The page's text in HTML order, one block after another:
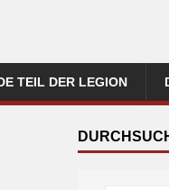
TEIL DER LEGION